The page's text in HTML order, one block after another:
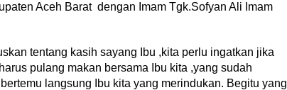
Aceh Barat dengan Imam Tgk.Sofyan Ali Imam
tentang kasih sayang Ibu ,kita perlu ingatkan jika
pulang makan bersama Ibu kita ,yang sudah
langsung Ibu kita yang merindukan. Begitu yang